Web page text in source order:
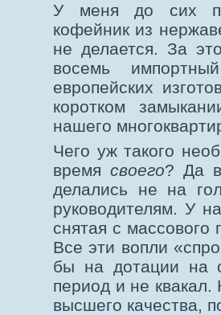
У меня до сих
кофейник из
не делается. За
восемь
европейских
коротком
нашего
Чего уж такого
время своего? Да
делались не на
руководителям. У
снятая с
Все эти вопли
бы на дотации на
период и не квакал.
высшего качества,